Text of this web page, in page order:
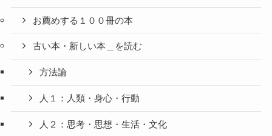
お薦めする１００冊の本
古い本・新しい本＿を読む
方法論
人１：人類・身心・行動
人２：思考・思想・生活・文化